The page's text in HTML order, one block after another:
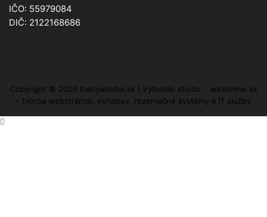
IČO: 55979084
DIČ: 2122168686
Copyright © 2026 Kvetyakodar.sk Vytvorilo štúdio
webshine.sk
- tvorba webstránok, eshopov, rezervačné systémy a IT služby